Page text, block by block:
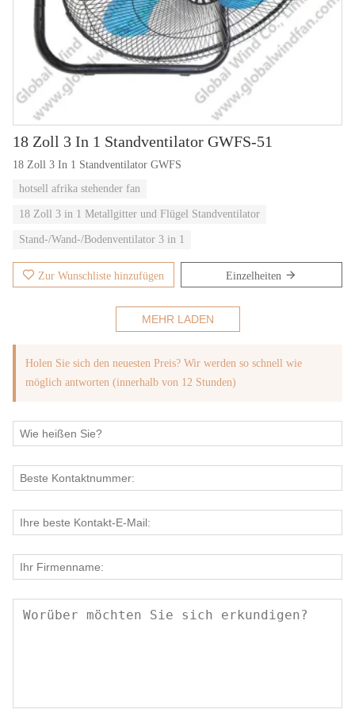
18 Zoll 3 In 1 Standventilator GWFS-51
18 Zoll 3 In 1 Standventilator GWFS
hotsell afrika stehender fan
18 Zoll 3 in 1 Metallgitter und Flügel Standventilator
Stand-/Wand-/Bodenventilator 3 in 1
Zur Wunschliste hinzufügen Einzelheiten
MEHR LADEN
Holen Sie sich den neuesten Preis? Wir werden so schnell wie
möglich antworten (innerhalb von 12 Stunden)